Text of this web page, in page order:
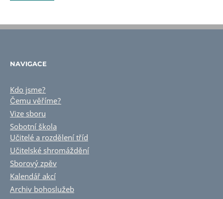
NAVIGACE
Kdo jsme?
Čemu věříme?
Vize sboru
Sobotní škola
Učitelé a rozdělení tříd
Učitelské shromáždění
Sborový zpěv
Kalendář akcí
Archiv bohoslužeb